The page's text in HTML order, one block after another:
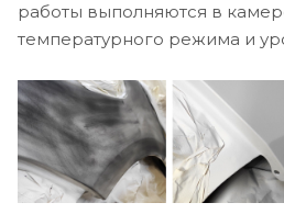
работы выполняются в
температурного режима и